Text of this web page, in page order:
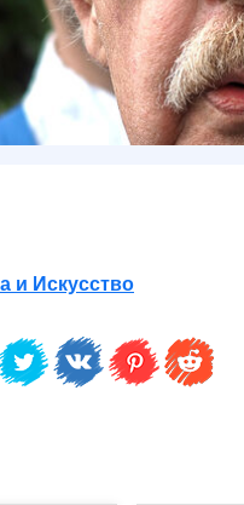
и Искусство